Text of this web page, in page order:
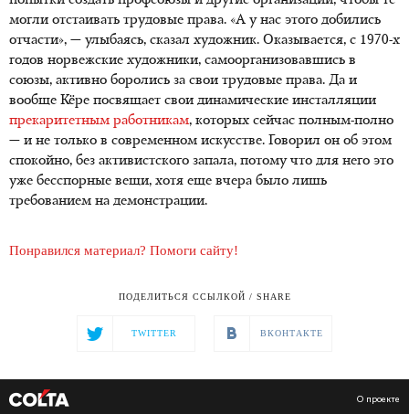
могли отстаивать трудовые права. «А у нас этого добились
отчасти», — улыбаясь, сказал художник. Оказывается, с 1970-х
годов норвежские художники, самоорганизовавшись в
союзы, активно боролись за свои трудовые права. Да и
вообще Кёре посвящает свои динамические инсталляции
прекаритетным работникам, которых сейчас полным-полно
— и не только в современном искусстве. Говорил он об этом
спокойно, без активистского запала, потому что для него это
уже бесспорные вещи, хотя еще вчера было лишь
требованием на демонстрации.
Понравился материал? Помоги сайту!
ПОДЕЛИТЬСЯ ССЫЛКОЙ / SHARE
TWITTER ВКОНТАКТЕ
О проекте